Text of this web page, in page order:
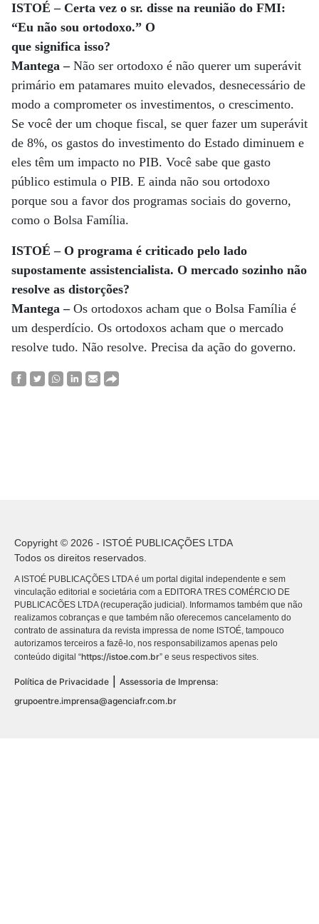
ISTOÉ – Certa vez o sr. disse na reunião do FMI:
“Eu não sou ortodoxo.” O
que significa isso?
Mantega –Não ser ortodoxo é não querer um superávit
primário em patamares muito elevados, desnecessário de
modo a comprometer os investimentos, o crescimento.
Se você der um choque fiscal, se quer fazer um superávit
de 8%, os gastos do investimento do Estado diminuem e
eles têm um impacto no PIB. Você sabe que gasto
público estimula o PIB. E ainda não sou ortodoxo
porque sou a favor dos programas sociais do governo,
como o Bolsa Família.
ISTOÉ – O programa é criticado pelo lado
supostamente assistencialista. O mercado sozinho não
resolve as distorções?
Mantega –Os ortodoxos acham que o Bolsa Família é
um desperdício. Os ortodoxos acham que o mercado
resolve tudo. Não resolve. Precisa da ação do governo.
Copyright © 2026 - ISTOÉ PUBLICAÇÕES LTDA
Todos os direitos reservados.
A ISTOÉ PUBLICAÇÕES LTDA é um portal digital independente e sem
vinculação editorial e societária com a EDITORA TRES COMÉRCIO DE
PUBLICACÕES LTDA (recuperação judicial). Informamos também que não
realizamos cobranças e que também não oferecemos cancelamento do
contrato de assinatura da revista impressa de nome ISTOÉ, tampouco
autorizamos terceiros a fazê-lo, nos responsabilizamos apenas pelo
conteúdo digital “https://istoe.com.br” e seus respectivos sites.
Política de Privacidade
Assessoria de Imprensa:
grupoentre.imprensa@agenciafr.com.br